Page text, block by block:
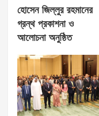
হোসেন জিল্লুর রহমানের
গ্রন্থ প্রকাশনা ও
আলোচনা অনুষ্ঠিত